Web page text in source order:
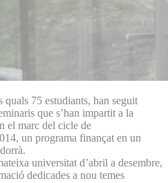
75 estudiants, han seguit
que s’han impartit a la
el marc del cicle de
un programa finançat en un
universitat d’abril a desembre,
dedicades a nou temes